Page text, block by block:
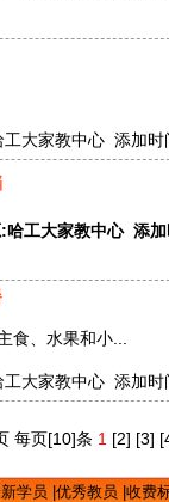
大家教中心 添加
哈工大家教中心 添
食、水果和小...
大家教中心 添加
每页[10]条 1 [2] [3]
学员 优秀教员 收费